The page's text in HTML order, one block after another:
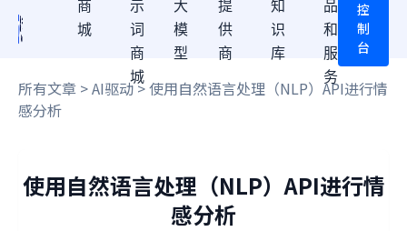
商
城
示
词
商
城
大
模
型
提
供
商
知
识
库
品
和
服
务
控
制
台
所有文章 >AI驱动> 使用自然语言处理（NLP）API进行情
感分析
使用自然语言处理（NLP）API进行情
感分析